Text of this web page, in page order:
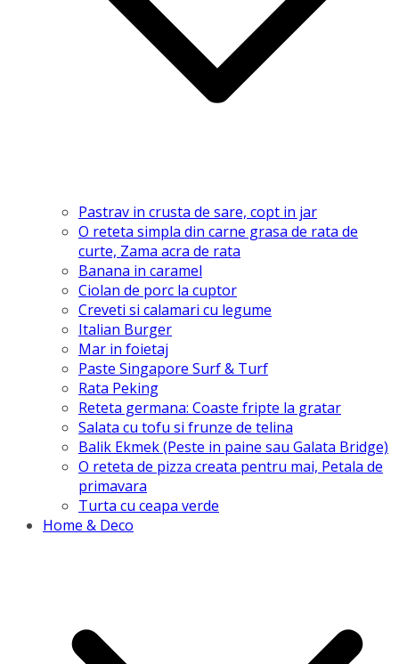
Pastrav in crusta de sare, copt in jar
O reteta simpla din carne grasa de rata de
curte, Zama acra de rata
Banana in caramel
Ciolan de porc la cuptor
Creveti si calamari cu legume
Italian Burger
Mar in foietaj
Paste Singapore Surf & Turf
Rata Peking
Reteta germana: Coaste fripte la gratar
Salata cu tofu si frunze de telina
Balik Ekmek (Peste in paine sau Galata Bridge)
O reteta de pizza creata pentru mai, Petala de
primavara
Turta cu ceapa verde
Home & Deco